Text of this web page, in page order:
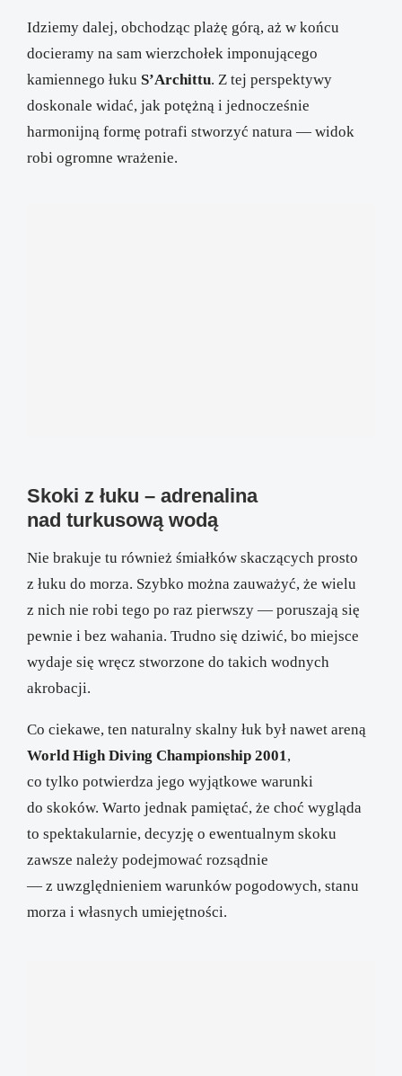
Idziemy dalej, obchodząc plażę górą, aż w końcu
docieramy na sam wierzchołek imponującego
kamiennego łuku S’Archittu. Z tej perspektywy
doskonale widać, jak potężną i jednocześnie
harmonijną formę potrafi stworzyć natura — widok
robi ogromne wrażenie.
Skoki z łuku – adrenalina
nad turkusową wodą
Nie brakuje tu również śmiałków skaczących prosto
z łuku do morza. Szybko można zauważyć, że wielu
z nich nie robi tego po raz pierwszy — poruszają się
pewnie i bez wahania. Trudno się dziwić, bo miejsce
wydaje się wręcz stworzone do takich wodnych
akrobacji.
Co ciekawe, ten naturalny skalny łuk był nawet areną
World High Diving Championship 2001 ,
co tylko potwierdza jego wyjątkowe warunki
do skoków. Warto jednak pamiętać, że choć wygląda
to spektakularnie, decyzję o ewentualnym skoku
zawsze należy podejmować rozsądnie
— z uwzględnieniem warunków pogodowych, stanu
morza i własnych umiejętności.